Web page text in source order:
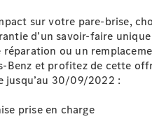
sur votre pare-brise,
d’un savoir-faire unique
ou un
Benz et profitez de cette
jusqu’au 30/09/2022 :
prise en charge